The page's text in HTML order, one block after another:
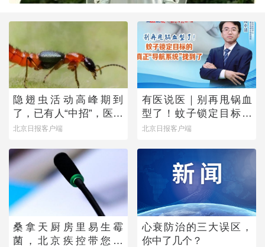
隐翅虫活动高峰期到
了，已有人“中招”，医生
提醒——
北京日报客户端
有医说医｜别再甩锅血
型了！蚊子锁定目标的
真正“导航系统”找到了
北京日报客户端
桑拿天厨房里易生霉
菌，北京疾控带您排
心衰防治的三大误区，
你中了几个？